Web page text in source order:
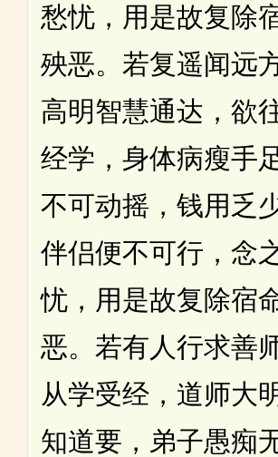
愁忧，用是故复除
殃恶。若复遥闻远
高明智慧通达，欲
经学，身体病瘦手
不可动摇，钱用乏
伴侣便不可行，念
忧，用是故复除宿
恶。若有人行求善
从学受经，道师大
知道要，弟子愚痴